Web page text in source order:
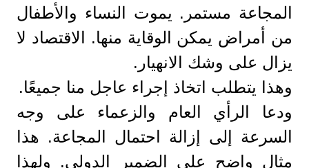
المجاعة مستمر. يموت النساء والأطفال
من أمراض يمكن الوقاية منها. الاقتصاد لا
يزال على وشك الانهيار.
وهذا يتطلب اتخاذ إجراء عاجل منا جميعًا.
ودعا الرأي العام والزعماء على وجه
السرعة إلى إزالة احتمال المجاعة. هذا
مثال واضح على الضمير الدولي. ولهذا